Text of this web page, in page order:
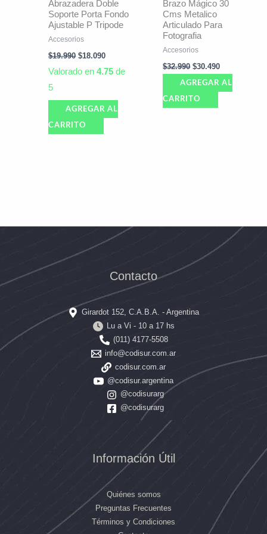
Abrazadera Doble
Soporte Porta Fondo
Ajustable P Tripode
Accesorios
$19.990 $18.090
Valorado en4.75 de
5
AGREGAR AL
CARRITO
Brazo Mágico 30
Cms Metalico
Articulado Para
Fotografia
Accesorios
$32.990 $30.490
AGREGAR AL
CARRITO
Contacto
Girardot 152, C.A.B.A. - Argentina
Lu a Vi - 10 a 17 hs
(011) 4177-5508
info@codisur.com.ar
codisur.com.ar
@codisur.argentina
@codisurarg
@codisurarg
Información Útil
Quiénes somos
Preguntas Frecuentes
Términos y Condiciones